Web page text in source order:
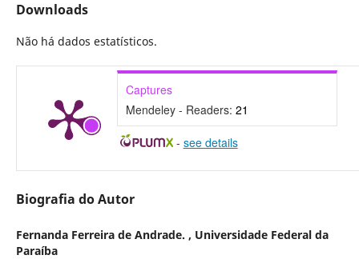
Downloads
Não há dados estatísticos.
Captures
Mendeley - Readers: 21
- see details
Biografia do Autor
Fernanda Ferreira de Andrade. , Universidade Federal da
Paraíba